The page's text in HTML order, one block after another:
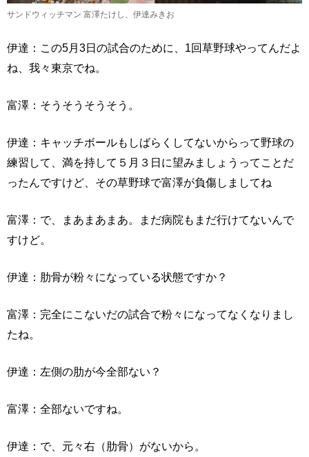
サンドウィッチマン 富澤たけし、伊達みきお
伊達：この5月3日の試合のために、1回草野球やってんだよ
ね、我々東京でね。
富澤：そうそうそうそう。
伊達：キャッチボールもしばらくしてないからって野球の
練習して、満を持して５月３日に望みましょうってことだ
ったんですけど、その草野球で富澤が負傷しましてね
富澤：で、まあまあまあ。まだ病院もまだ行けてないんで
すけど。
伊達：肋骨が粉々になっている状態ですか？
富澤：完全にこないだの試合で粉々になってなくなりまし
たね。
伊達：左側の肋が今全部ない？
富澤：全部ないですね。
伊達：で、元々右（肋骨）がないから。